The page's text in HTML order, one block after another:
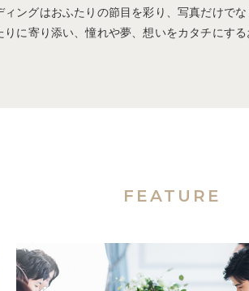
ィングはおふたりの節目を彩り、写真だけでな
りに寄り添い、憧れや夢、想いをカタチにする
FEATURE